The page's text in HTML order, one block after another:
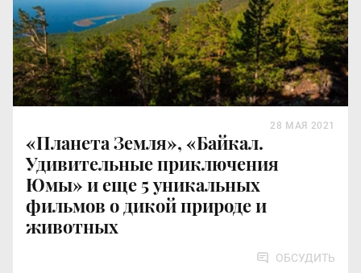
«Планета Земля», «Байкал.
Удивительные приключения
Юмы» и еще 5 уникальных
фильмов о дикой природе и
животных
28 МАЯ 2021
ОБСУДИТЬ